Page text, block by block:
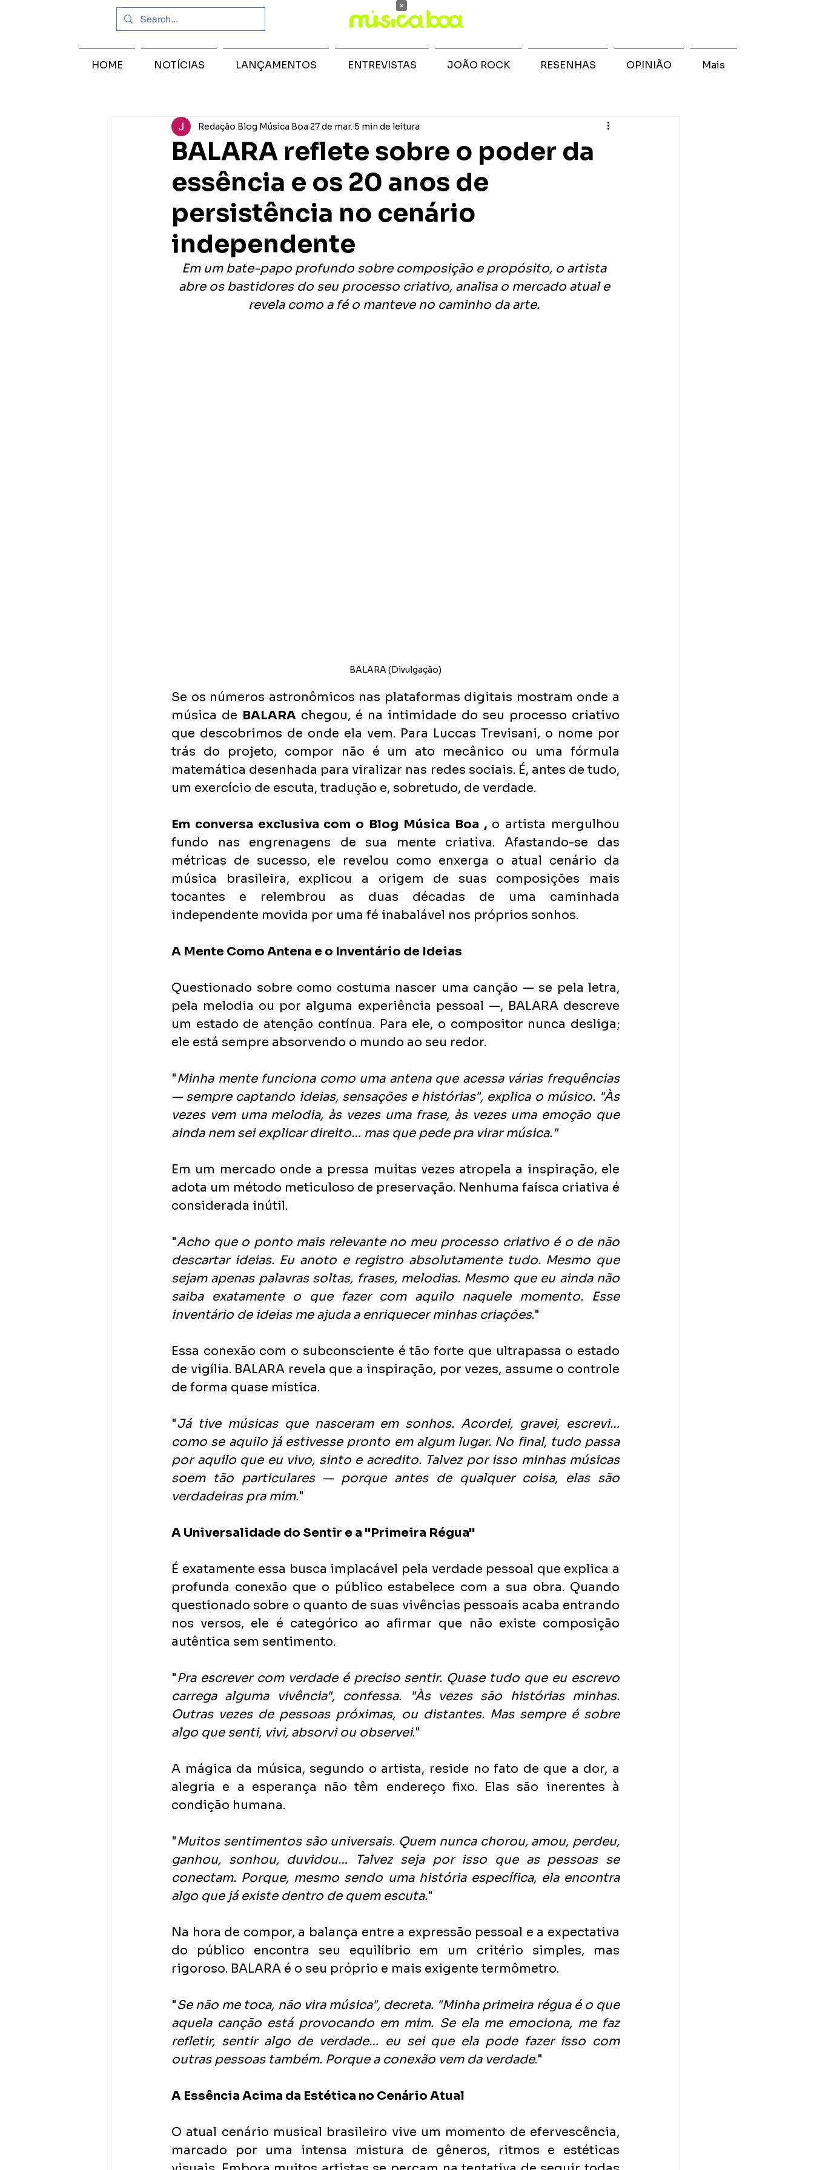
BALARA reflete sobre o poder da
essência e os 20 anos de
persistência no cenário
independente
Redação Blog Música Boa 27 de mar. 5 min de leitura
Em um bate-papo profundo sobre composição e propósito, o artista
abre os bastidores do seu processo criativo, analisa o mercado atual e
revela como a fé o manteve no caminho da arte.
BALARA (Divulgação)
Se os números astronômicos nas plataformas digitais mostram onde a
música de BALARA chegou, é na intimidade do seu processo criativo
que descobrimos de onde ela vem. Para Luccas Trevisani, o nome por
trás do projeto, compor não é um ato mecânico ou uma fórmula
matemática desenhada para viralizar nas redes sociais. É, antes de tudo,
um exercício de escuta, tradução e, sobretudo, de verdade.
Em conversa exclusiva com o Blog Música Boa , o artista mergulhou
fundo nas engrenagens de sua mente criativa. Afastando-se das
métricas de sucesso, ele revelou como enxerga o atual cenário da
música brasileira, explicou a origem de suas composições mais
tocantes e relembrou as duas décadas de uma caminhada
independente movida por uma fé inabalável nos próprios sonhos.
A Mente Como Antena e o Inventário de Ideias
Questionado sobre como costuma nascer uma canção — se pela letra,
pela melodia ou por alguma experiência pessoal —, BALARA descreve
um estado de atenção contínua. Para ele, o compositor nunca desliga;
ele está sempre absorvendo o mundo ao seu redor.
"Minha mente funciona como uma antena que acessa várias frequências
— sempre captando ideias, sensações e histórias", explica o músico. "Às
vezes vem uma melodia, às vezes uma frase, às vezes uma emoção que
ainda nem sei explicar direito… mas que pede pra virar música."
Em um mercado onde a pressa muitas vezes atropela a inspiração, ele
adota um método meticuloso de preservação. Nenhuma faísca criativa é
considerada inútil.
"Acho que o ponto mais relevante no meu processo criativo é o de não
descartar ideias. Eu anoto e registro absolutamente tudo. Mesmo que
sejam apenas palavras soltas, frases, melodias. Mesmo que eu ainda não
saiba exatamente o que fazer com aquilo naquele momento. Esse
inventário de ideias me ajuda a enriquecer minhas criações."
Essa conexão com o subconsciente é tão forte que ultrapassa o estado
de vigília. BALARA revela que a inspiração, por vezes, assume o controle
de forma quase mística.
"Já tive músicas que nasceram em sonhos. Acordei, gravei, escrevi…
como se aquilo já estivesse pronto em algum lugar. No final, tudo passa
por aquilo que eu vivo, sinto e acredito. Talvez por isso minhas músicas
soem tão particulares — porque antes de qualquer coisa, elas são
verdadeiras pra mim."
A Universalidade do Sentir e a "Primeira Régua"
É exatamente essa busca implacável pela verdade pessoal que explica a
profunda conexão que o público estabelece com a sua obra. Quando
questionado sobre o quanto de suas vivências pessoais acaba entrando
nos versos, ele é categórico ao afirmar que não existe composição
autêntica sem sentimento.
"Pra escrever com verdade é preciso sentir. Quase tudo que eu escrevo
carrega alguma vivência", confessa. "Às vezes são histórias minhas.
Outras vezes de pessoas próximas, ou distantes. Mas sempre é sobre
algo que senti, vivi, absorvi ou observei."
A mágica da música, segundo o artista, reside no fato de que a dor, a
alegria e a esperança não têm endereço fixo. Elas são inerentes à
condição humana.
"Muitos sentimentos são universais. Quem nunca chorou, amou, perdeu,
ganhou, sonhou, duvidou… Talvez seja por isso que as pessoas se
conectam. Porque, mesmo sendo uma história específica, ela encontra
algo que já existe dentro de quem escuta."
Na hora de compor, a balança entre a expressão pessoal e a expectativa
do público encontra seu equilíbrio em um critério simples, mas
rigoroso. BALARA é o seu próprio e mais exigente termômetro.
"Se não me toca, não vira música", decreta. "Minha primeira régua é o que
aquela canção está provocando em mim. Se ela me emociona, me faz
refletir, sentir algo de verdade… eu sei que ela pode fazer isso com
outras pessoas também. Porque a conexão vem da verdade."
A Essência Acima da Estética no Cenário Atual
O atual cenário musical brasileiro vive um momento de efervescência,
marcado por uma intensa mistura de gêneros, ritmos e estéticas
HOME NOTÍCIAS LANÇAMENTOS ENTREVISTAS JOÃO ROCK RESENHAS OPINIÃO Mais
×